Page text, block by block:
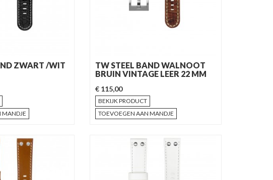
ZWART /WIT
MANDJE
TW STEEL BAND WALNOOT
BRUIN VINTAGE LEER 22 MM
€ 115,00
BEKIJK PRODUCT
TOEVOEGEN AAN MANDJE